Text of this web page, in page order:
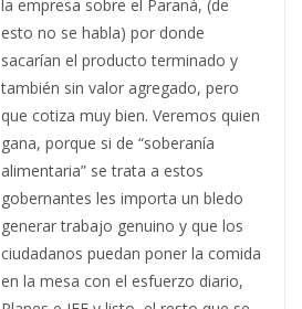
la empresa sobre el Paraná, (de
esto no se habla) por donde
sacarían el producto terminado y
también sin valor agregado, pero
que cotiza muy bien. Veremos quien
gana, porque si de “soberanía
alimentaria” se trata a estos
gobernantes les importa un bledo
generar trabajo genuino y que los
ciudadanos puedan poner la comida
en la mesa con el esfuerzo diario,